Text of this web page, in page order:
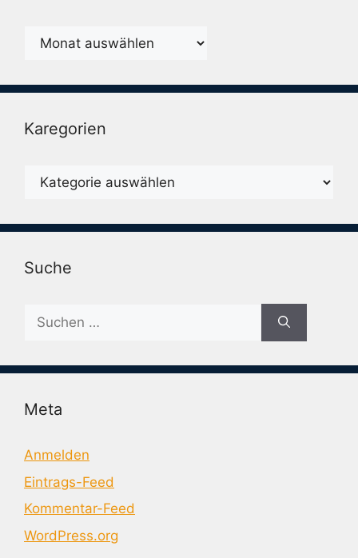
Monatsarchiv
Karegorien
Karegorien
Suche
Suche
nach:
Meta
Anmelden
Eintrags-Feed
Kommentar-Feed
WordPress.org